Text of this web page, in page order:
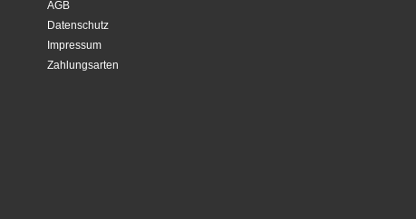
AGB
Datenschutz
Impressum
Zahlungsarten